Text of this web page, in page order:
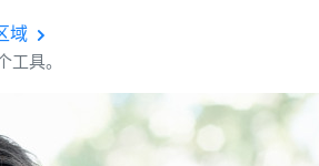
域
工具。